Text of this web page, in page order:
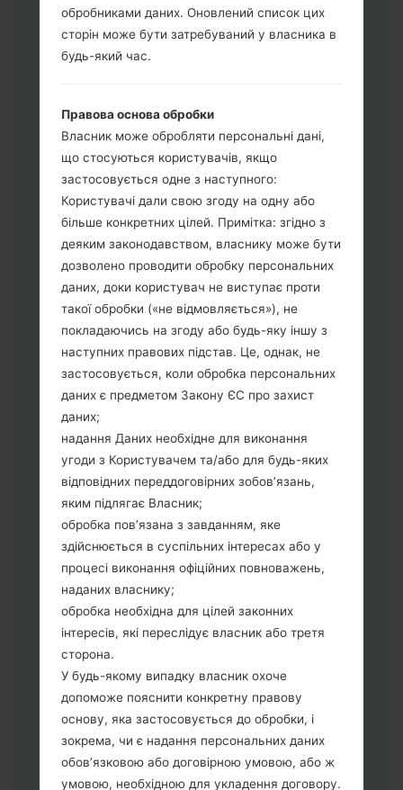
Завантажте на свій ПК:
Вам потрібно 1 (Вибрати 1 файл
прошивки тут) або 5 (Вибрати 5 файл
прошивки тут) файлів для прошивки:
AP: "System & Recovery"
CP: "Modem & Radio"
CSC_***: "Country & Region & Operator"
HOME_CSC_***: "Country & Region &
Operator"
Додайте усі файли у програму Odin 3.
Якщо ви хочете прошити телефон та
скинути до заводських налаштувань
оберіть CSC_***, у іншому випадку
виберіть HOME_CSC_*** для
збереження Ваших даних.
Тепер вимкніть пристрій і увійдіть у
"Download" режим. Усі методи як це
зробити:
Натисніть та утримуйти клавіші:
живлення, збільшення гучності та Bixbi.
Натисніть та утримуйте клавіші:
зменшення та збільшення гучності.
Підключивши телефон до ПК
використовуючи USB кабель.
Натисніть та утримуйти клавіші:
живлення, збільшення гучності та
додому.
Підключіть USB кабель та натисніть
клавіші: зменшення звуку та Bixbi.
Натисніть та утримуйти клавіші:
живлення та збільшення гучності.
Далі підключить телефон до ПК,
програма Odin повина виявити Ваш
обробниками даних. Оновлений список цих
сторін може бути затребуваний у власника в
будь-який час.
Правова основа обробки
Власник може обробляти персональні дані,
що стосуються користувачів, якщо
застосовується одне з наступного:
Користувачі дали свою згоду на одну або
більше конкретних цілей. Примітка: згідно з
деяким законодавством, власнику може бути
дозволено проводити обробку персональних
даних, доки користувач не виступає проти
такої обробки («не відмовляється»), не
покладаючись на згоду або будь-яку іншу з
наступних правових підстав. Це, однак, не
застосовується, коли обробка персональних
даних є предметом Закону ЄС про захист
даних;
надання Даних необхідне для виконання
угоди з Користувачем та/або для будь-яких
відповідних переддоговірних зобов’язань,
яким підлягає Власник;
обробка пов’язана з завданням, яке
здійснюється в суспільних інтересах або у
процесі виконання офіційних повноважень,
наданих власнику;
обробка необхідна для цілей законних
інтересів, які переслідує власник або третя
сторона.
У будь-якому випадку власник охоче
допоможе пояснити конкретну правову
основу, яка застосовується до обробки, і
зокрема, чи є надання персональних даних
обов’язковою або договірною умовою, або ж
умовою, необхідною для укладення договору.